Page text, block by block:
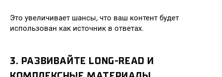
Это увеличивает шансы, что ваш контент будет
использован как источник в ответах.
3. РАЗВИВАЙТЕ LONG-READ И